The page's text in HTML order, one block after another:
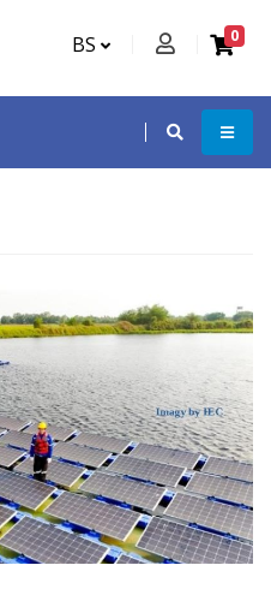
BS 0